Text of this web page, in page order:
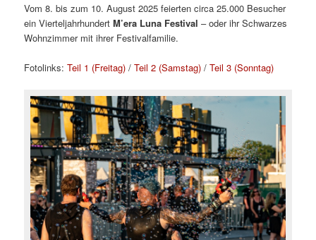
Vom 8. bis zum 10. August 2025 feierten circa 25.000 Besucher
ein VierteljahrhundertM’era Luna Festival – oder ihr Schwarzes
Wohnzimmer mit ihrer Festivalfamilie.
Fotolinks:Teil 1 (Freitag) /Teil 2 (Samstag) /Teil 3 (Sonntag)